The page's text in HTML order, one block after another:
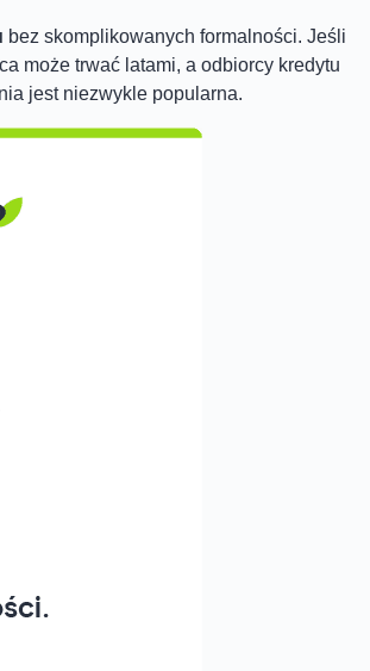
bez skomplikowanych formalności. Jeśli
może trwać latami, a odbiorcy kredytu
jest niezwykle popularna.